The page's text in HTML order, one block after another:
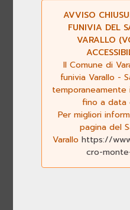
AVVISO
FUNIVIA DEL
VARALLO
Il Comune di
funivia Varallo -
fino a data
Per migliori
pagina del
Varallo https://
cro-